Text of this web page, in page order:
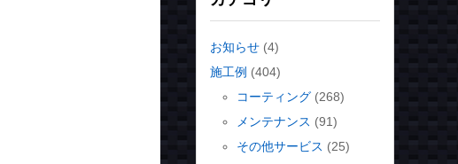
お知らせ (4)
施工例 (404)
コーティング (268)
メンテナンス (91)
その他サービス (25)